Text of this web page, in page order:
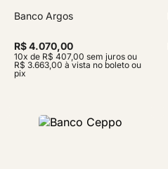
Banco Argos
R$ 4.070,00
10x de R$ 407,00 sem juros ou
R$ 3.663,00 à vista no boleto ou
pix